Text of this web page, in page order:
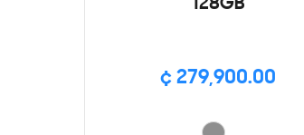
128GB
¢ 279,900.00